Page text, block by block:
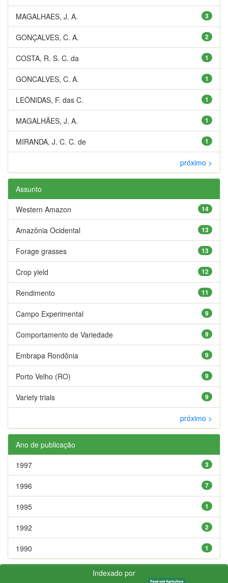
3
MAGALHAES, J. A.
2
GONÇALVES, C. A.
1
COSTA, R. S. C. da
1
GONCALVES, C. A.
1
LEÔNIDAS, F. das C.
1
MAGALHÃES, J. A.
1
MIRANDA, J. C. C. de
próximo >
Assunto
14
Western Amazon
13
Amazônia Ocidental
13
Forage grasses
12
Crop yield
11
Rendimento
9
Campo Experimental
9
Comportamento de Variedade
9
Embrapa Rondônia
9
Porto Velho (RO)
9
Variety trials
próximo >
Ano de publicação
3
1997
7
1996
1
1995
2
1992
1
1990
Indexado por